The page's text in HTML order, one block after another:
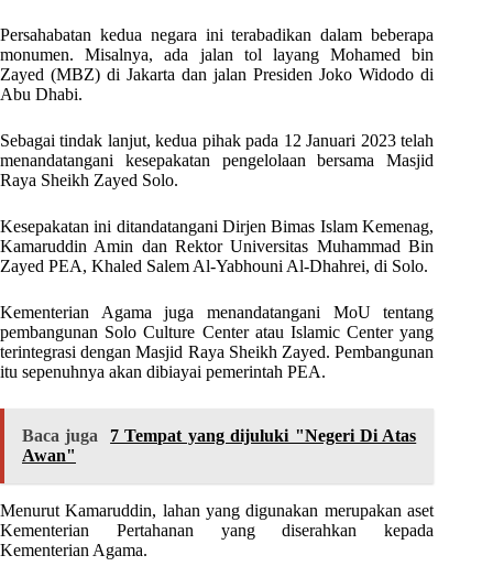
Persahabatan kedua negara ini terabadikan dalam beberapa
monumen. Misalnya, ada jalan tol layang Mohamed bin
Zayed (MBZ) di Jakarta dan jalan Presiden Joko Widodo di
Abu Dhabi.
Sebagai tindak lanjut, kedua pihak pada 12 Januari 2023 telah
menandatangani kesepakatan pengelolaan bersama Masjid
Raya Sheikh Zayed Solo.
Kesepakatan ini ditandatangani Dirjen Bimas Islam Kemenag,
Kamaruddin Amin dan Rektor Universitas Muhammad Bin
Zayed PEA, Khaled Salem Al-Yabhouni Al-Dhahrei, di Solo.
Kementerian Agama juga menandatangani MoU tentang
pembangunan Solo Culture Center atau Islamic Center yang
terintegrasi dengan Masjid Raya Sheikh Zayed. Pembangunan
itu sepenuhnya akan dibiayai pemerintah PEA.
Baca juga
7 Tempat yang dijuluki "Negeri Di Atas
Awan"
Menurut Kamaruddin, lahan yang digunakan merupakan aset
Kementerian Pertahanan yang diserahkan kepada
Kementerian Agama.